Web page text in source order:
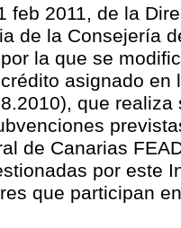
feb 2011, de la
de la Consejería
la que se
asignado
que
de Canarias
por este
que participan